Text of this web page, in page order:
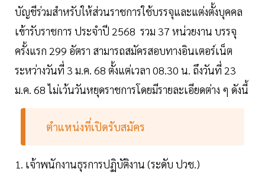
บัญชีร่วมสำหรับให้ส่วนราชการใช้บรรจุและแต่งตั้งบุคคล
เข้ารับราชการ ประจำปี 2568 รวม 37 หน่วยงาน บรรจุ
ครั้งแรก 299 อัตรา สามารถสมัครสอบทางอินเตอร์เน็ต
ระหว่างวันที่ 3 ม.ค. 68 ตั้งแต่เวลา 08.30 น. ถึงวันที่ 23
ม.ค. 68 ไม่เว้นวันหยุดราชการโดยมีรายละเอียดต่าง ๆ ดังนี้
ตำแหน่งที่เปิดรับสมัคร
1. เจ้าพนักงานธุรการปฏิบัติงาน (ระดับ ปวช.)